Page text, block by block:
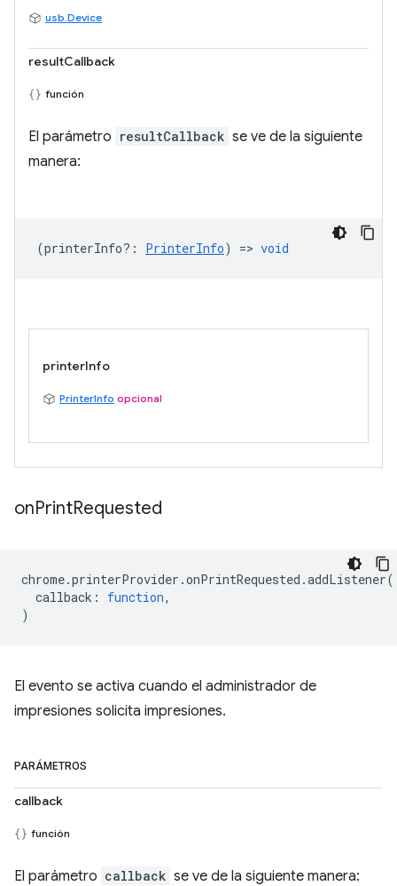
usb.Device
resultCallback
función
El parámetro resultCallback se ve de la siguiente
manera:
(printerInfo? : PrinterInfo) => void
printerInfo
PrinterInfo opcional
onPrintRequested
chrome.printerProvider .onPrintRequested .addListener(
callback : function,
)
El evento se activa cuando el administrador de
impresiones solicita impresiones.
PARÁMETROS
callback
función
El parámetro callback se ve de la siguiente manera: